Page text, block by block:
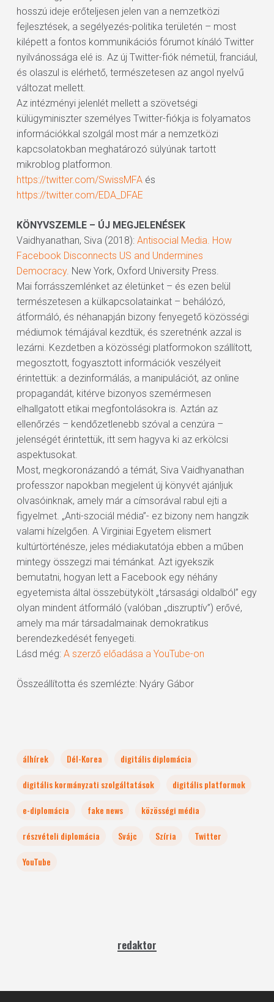
hosszú ideje erőteljesen jelen van a nemzetközi
fejlesztések, a segélyezés-politika területén – most
kilépett a fontos kommunikációs fórumot kínáló Twitter
nyilvánossága elé is. Az új Twitter-fiók németül, franciául,
és olaszul is elérhető, természetesen az angol nyelvű
változat mellett.
Az intézményi jelenlét mellett a szövetségi
külügyminiszter személyes Twitter-fiókja is folyamatos
információkkal szolgál most már a nemzetközi
kapcsolatokban meghatározó súlyúnak tartott
mikroblog platformon.
https://twitter.com/SwissMFAés
https://twitter.com/EDA_DFAE
KÖNYVSZEMLE – ÚJ MEGJELENÉSEK
Vaidhyanathan, Siva (2018): Antisocial Media. How
Facebook Disconnects US and Undermines
Democracy. New York, Oxford University Press.
Mai forrásszemlénket az életünket – és ezen belül
természetesen a külkapcsolatainkat – behálózó,
átformáló, és néhanapján bizony fenyegető közösségi
médiumok témájával kezdtük, és szeretnénk azzal is
lezárni. Kezdetben a közösségi platformokon szállított,
megosztott, fogyasztott információk veszélyeit
érintettük: a dezinformálás, a manipulációt, az online
propagandát, kitérve bizonyos szemérmesen
elhallgatott etikai megfontolásokra is. Aztán az
ellenőrzés – kendőzetlenebb szóval a cenzúra –
jelenségét érintettük, itt sem hagyva ki az erkölcsi
aspektusokat.
Most, megkoronázandó a témát, Siva Vaidhyanathan
professzor napokban megjelent új könyvét ajánljuk
olvasóinknak, amely már a címsorával rabul ejti a
figyelmet. „Anti-szociál média”- ez bizony nem hangzik
valami hízelgően. A Virginiai Egyetem elismert
kultúrtörténésze, jeles médiakutatója ebben a műben
mintegy összegzi mai témánkat. Azt igyekszik
bemutatni, hogyan lett a Facebook egy néhány
egyetemista által összebütykölt „társasági oldalból” egy
olyan mindent átformáló (valóban „diszruptív”) erővé,
amely ma már társadalmainak demokratikus
berendezkedését fenyegeti.
Lásd még: A szerző előadása a YouTube-on
Összeállította és szemlézte: Nyáry Gábor
álhírek Dél-Korea
digitális diplomácia
digitális kormányzati szolgáltatások
digitális platformok
e-diplomácia
fake news
közösségi média
részvételi diplomácia
Svájc Szíria
Twitter
YouTube
redaktor